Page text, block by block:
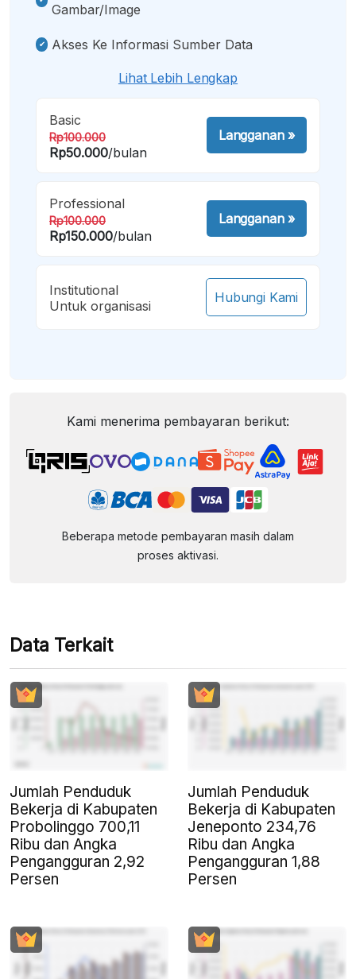
Gambar/image
Akses Ke Informasi Sumber Data
Lihat Lebih Lengkap
Basic
Rp100.000
Rp50.000/bulan
Langganan»
Professional
Rp100.000
Rp150.000/bulan
Langganan»
Institutional
Untuk organisasi
Hubungi Kami
Kami menerima pembayaran berikut:
Beberapa metode pembayaran masih dalam
proses aktivasi.
Data Terkait
Jumlah Penduduk
Bekerja di Kabupaten
Probolinggo 700,11
Ribu dan Angka
Pengangguran 2,92
Persen
Jumlah Penduduk
Bekerja di Kabupaten
Jeneponto 234,76
Ribu dan Angka
Pengangguran 1,88
Persen